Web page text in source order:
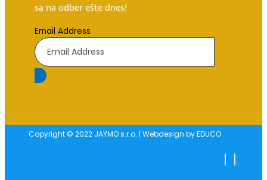
sa na odber ešte dnes!
Email Address
Copyright © 2022 JAYMO s.r.o. | Webdesign by EDUCO